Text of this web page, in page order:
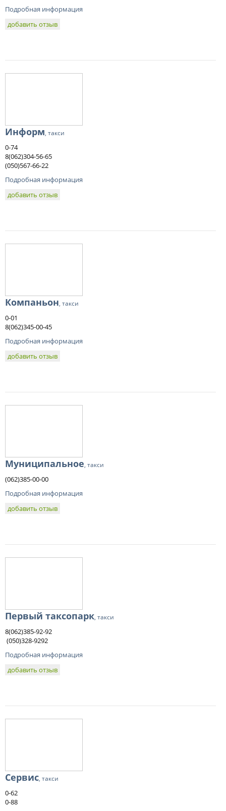
Подробная информация
добавить отзыв
Информ, такси
0-74
8(062)304-56-65
(050)567-66-22
Подробная информация
добавить отзыв
Компаньон, такси
0-01
8(062)345-00-45
Подробная информация
добавить отзыв
Муниципальное, такси
(062)385-00-00
Подробная информация
добавить отзыв
Первый таксопарк, такси
8(062)385-92-92
(050)328-9292
Подробная информация
добавить отзыв
Сервис, такси
0-62
0-88